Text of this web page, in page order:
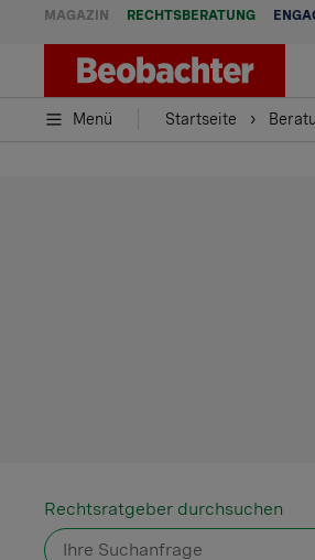
MAGAZIN RECHTSBERATUNG
Menü Startseite
Rechtsratgeber durchsuchen